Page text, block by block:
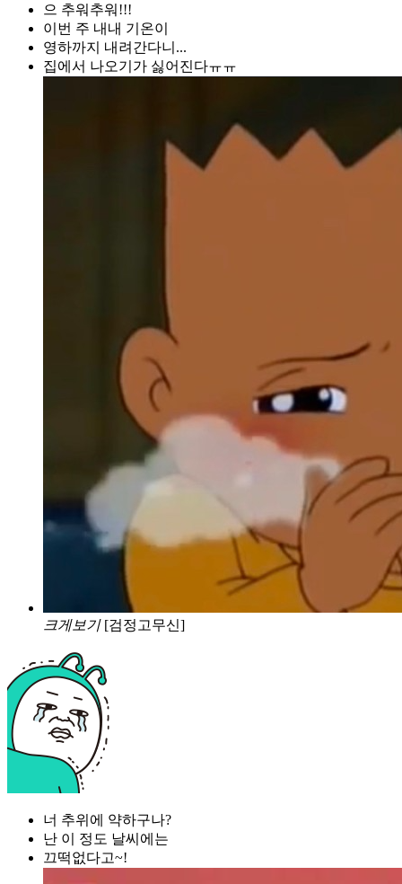
으 추워추워!!!
이번 주 내내 기온이
영하까지 내려간다니...
집에서 나오기가 싫어진다ㅠㅠ
크게보기 [검정고무신]
너 추위에 약하구나?
난 이 정도 날씨에는
끄떡없다고~!